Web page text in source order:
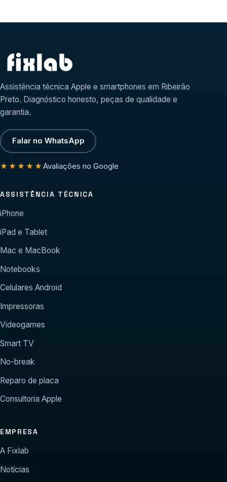
Assistência técnica Apple e smartphones em Ribeirão
Preto. Diagnóstico honesto, peças de qualidade e
garantia.
Falar no WhatsApp
★★★★★Avaliações no Google
ASSISTÊNCIA TÉCNICA
iPhone
iPad e Tablet
Mac e MacBook
Notebooks
Celulares Android
Impressoras
Videogames
Smart TV
No-break
Reparo de placa
Consultoria Apple
EMPRESA
A Fixlab
Notícias